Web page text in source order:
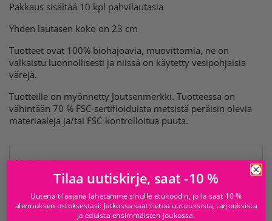
Pakkaus sisältää 10 kpl pahvilautasia
Yhden lautasen koko on 23 cm
Tuotteet ovat 100% biohajoavia, muovittomia, ne on
valkaistu luonnollisesti ja niissä on käytetty vesipohjaisia
värejä.
Tuotteille on myönnetty Joutsenmerkki. Tuotteessa on
vähintään 70 % FSC-sertifioiduista metsistä peräisin olevia
materiaaleja ja/tai FSC-kontrolloitua puuta.
Lisätietoja
Saatavilla kohteesta
Tilaa uutiskirje, saat -10 %
Uutena tilaajana lähetämme sinulle etukoodin, jolla saat 10 %
alennuksen ostoksestasi. Jatkossa saat tietoa uutuuksista, tarjouksista
ja eduista ensimmäisten joukossa.